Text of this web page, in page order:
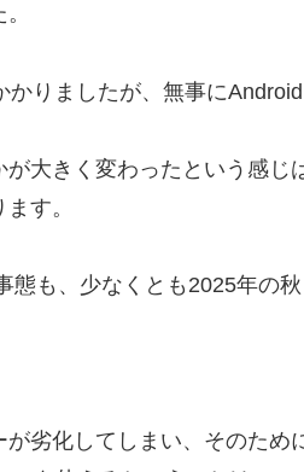
りましたが、無事に
大きく変わったという感じ
す。
も、少なくとも2025年の秋
劣化してしまい、そのため